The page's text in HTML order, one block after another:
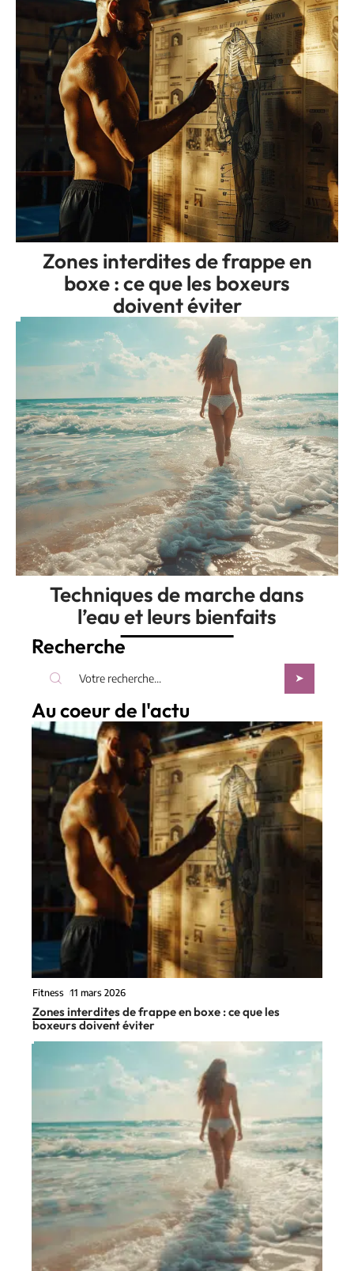
Zones interdites de frappe en
boxe : ce que les boxeurs
doivent éviter
Techniques de marche dans
l’eau et leurs bienfaits
Recherche
Au coeur de l'actu
Fitness 11 mars 2026
Zones interdites de frappe en boxe : ce que les
boxeurs doivent éviter